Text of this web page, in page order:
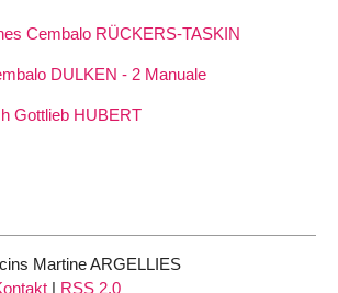
Cembalo RÜCKERS-TASKIN
DULKEN - 2 Manuale
Gottlieb HUBERT
Martine ARGELLIES
| RSS 2.0